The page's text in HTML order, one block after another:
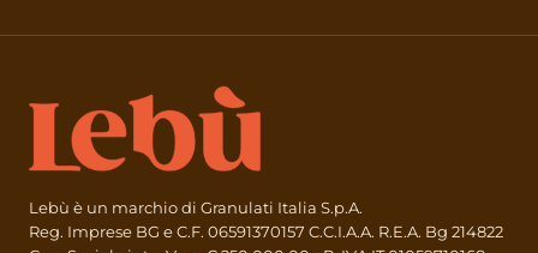
Lebù è un marchio di Granulati Italia S.p.A.
Reg. Imprese BG e C.F. 06591370157 C.C.I.A.A. R.E.A. Bg 214822